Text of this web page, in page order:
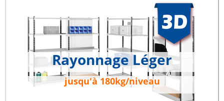
Rayonnage Léger
jusqu'à 180kg/niveau